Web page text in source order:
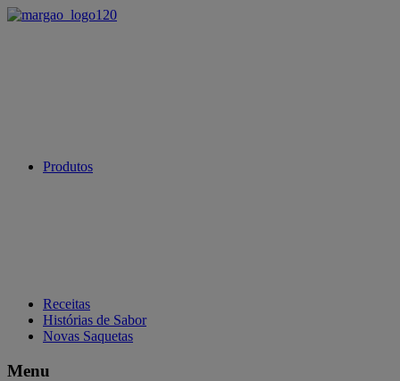
Produtos
Receitas
Histórias de Sabor
Novas Saquetas
Menu